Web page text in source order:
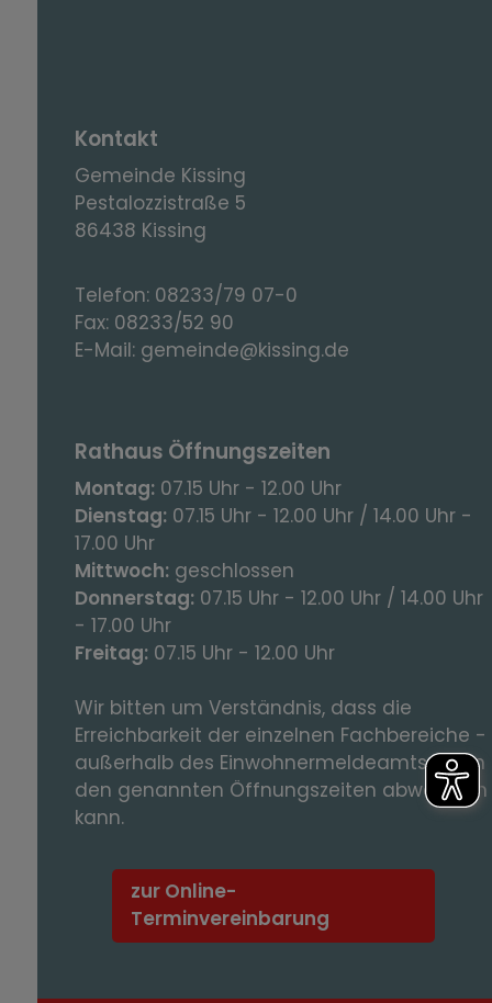
Kontakt
Gemeinde Kissing
Pestalozzistraße 5
86438 Kissing
Telefon: 08233/79 07-0
Fax: 08233/52 90
E-Mail: gemeinde@kissing.de
Rathaus Öffnungszeiten
Montag: 07.15 Uhr - 12.00 Uhr
Dienstag: 07.15 Uhr - 12.00 Uhr / 14.00 Uhr -
17.00 Uhr
Mittwoch: geschlossen
Donnerstag: 07.15 Uhr - 12.00 Uhr / 14.00 Uhr
- 17.00 Uhr
Freitag: 07.15 Uhr - 12.00 Uhr
Wir bitten um Verständnis, dass die
Erreichbarkeit der einzelnen Fachbereiche -
außerhalb des Einwohnermeldeamts – von
den genannten Öffnungszeiten abweichen
kann.
zur Online-
Terminvereinbarung